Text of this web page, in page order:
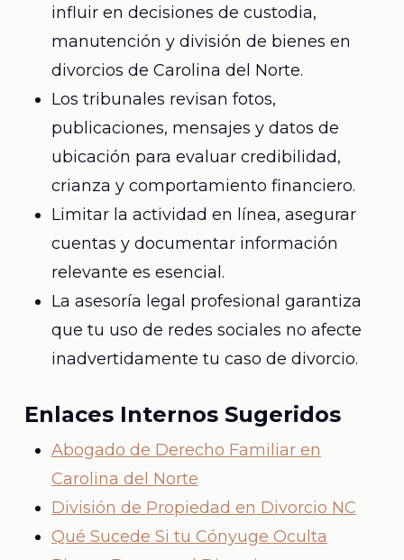
influir en decisiones de custodia,
manutención y división de bienes en
divorcios de Carolina del Norte.
Los tribunales revisan fotos,
publicaciones, mensajes y datos de
ubicación para evaluar credibilidad,
crianza y comportamiento financiero.
Limitar la actividad en línea, asegurar
cuentas y documentar información
relevante es esencial.
La asesoría legal profesional garantiza
que tu uso de redes sociales no afecte
inadvertidamente tu caso de divorcio.
Enlaces Internos Sugeridos
Abogado de Derecho Familiar en
Carolina del Norte
División de Propiedad en Divorcio NC
Qué Sucede Si tu Cónyuge Oculta